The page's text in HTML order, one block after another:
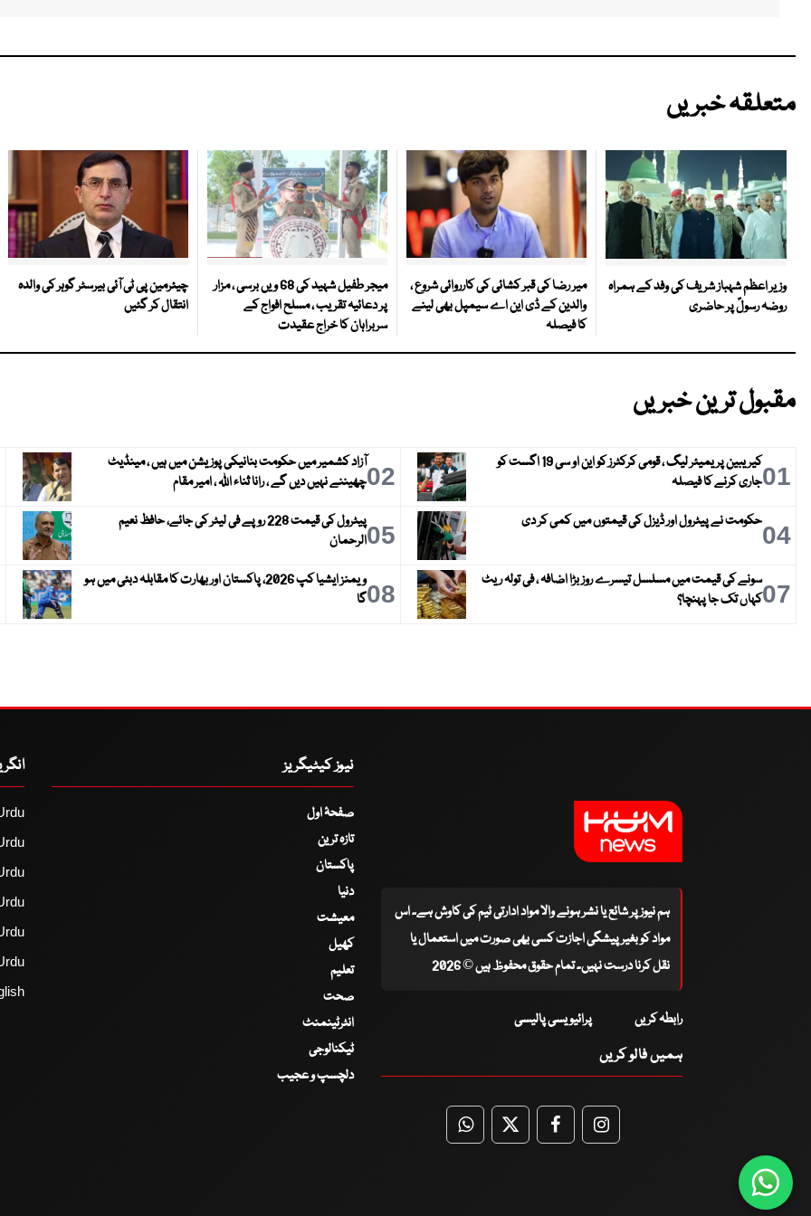
متعلقہ خبریں
وزیر اعظم شہباز شریف کی وفد کے ہمراہ
روضہ رسولؐ پر حاضری
میر رضا کی قبر کشائی کی کارروائی شروع ،
والدین کے ڈی این اے سیمپل بھی لینے
کا فیصلہ
میجر طفیل شہید کی 68 ویں برسی ، مزار
پر دعائیہ تقریب ، مسلح افواج کے
سربراہان کا خراج عقیدت
چیئرمین پی ٹی آئی بیرسٹر گوہر کی والدہ
انتقال کر گئیں
مقبول ترین خبریں
01
کیریبین پریمیئر لیگ ، قومی کرکٹرز کو این او سی 19 اگست کو
جاری کرنے کا فیصلہ
02آزاد کشمیر میں حکومت بنانیکی پوزیشن میں ہیں ، مینڈیٹ
چھیننے نہیں دیں گے ، رانا ثناء اللہ ، امیر مقام
04حکومت نے پیٹرول اور ڈیزل کی قیمتوں میں کمی کر دی 05
پیٹرول کی قیمت 228 روپے فی لیٹر کی جائے، حافظ نعیم
الرحمان
07سونے کی قیمت میں مسلسل تیسرے روز بڑا اضافہ ، فی تولہ ریٹ
کہاں تک جا پہنچا؟
08
ویمنز ایشیا کپ 2026، پاکستان اور بھارت کا مقابلہ دبئی میں ہو
گا
ہم نیوز پر شائع یا نشر ہونے والا مواد ادارتی ٹیم کی کاوش ہے۔ اس
مواد کو بغیر پیشگی اجازت کسی بھی صورت میں استعمال یا
نقل کرنا درست نہیں۔ تمام حقوق محفوظ ہیں © 2026
رابطہ کریں پرائیویسی پالیسی
ہمیں فالو کریں
WhatsApp
TwitterFacebookFacebook
نیوز کیٹیگریز
صفحۂ اول
تازہ ترین
پاکستان
دنیا
معیشت
کھیل
تعلیم
صحت
انٹرٹینمنٹ
ٹیکنالوجی
دلچسپ و عجیب